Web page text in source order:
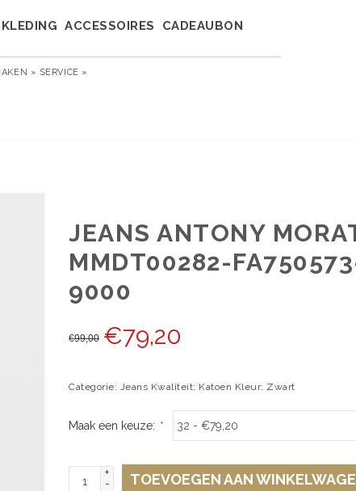
KLEDING ACCESSOIRES
CADEAUBON
» SERVICE »
JEANS ANTONY
MMDT00282-
9000
€99,00 €79,20
Categorie: Jeans Kwaliteit: Katoen Kleur: Zwart
Maak een keuze: *
+
-
TOEVOEGEN AAN